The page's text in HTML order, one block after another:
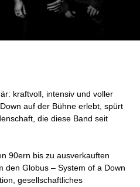
kraftvoll, intensiv und voller
auf der Bühne erlebt, spürt
die diese Band seit
90ern bis zu ausverkauften
den Globus – System of a Down
gesellschaftliches